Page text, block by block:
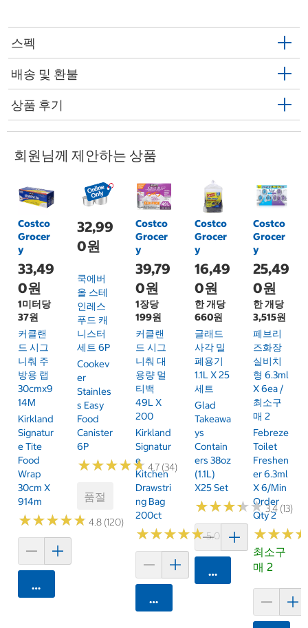
스펙
배송 및 환불
상품 후기
회원님께 제안하는 상품
Costco
Grocer
y
33,49
0원
1미터당
37원
커클랜
드 시그
니춰 주
방용 랩
30cmx9
14M
Kirkland
Signatur
E Tite
Food
Wrap
30cm X
914m
★★★★★
★★★★★ 4.8 (120)
카트에 담기
32,99
0원
쿡에버
올 스테
인레스
푸드 캐
니스터
세트 6P
Cookev
Er
Stainles
S Easy
Food
Canister
6P
★★★★★
★★★★★ 4.7 (34)
품절
Costco
Grocer
y
39,79
0원
1장당
199원
커클랜
드 시그
니춰 대
용량 멀
티백
49L X
200
Kirkland
Signatur
E
Kitchen
Drawstri
Ng Bag
200ct
★★★★★
★★★★★5.0 (20)
카트에 담기
Costco
Grocer
y
16,49
0원
한 개당
660원
글래드
사각 밀
폐용기
1.1L X 25
세트
Glad
Takeawa
Ys
Contain
Ers 38oz
(1.1L)
X25 Set
★★★★★
★★★★★3.4 (13)
카트에 담기
Costco
Grocer
y
25,49
0원
한 개당
3,515원
페브리
즈화장
실비치
형 6.3ml
X 6ea /
최소구
매 2
Febreze
Toilet
Freshen
Er 6.3ml
X 6/Min
Order
Qty 2
★★★
★★★
최소구
매 2